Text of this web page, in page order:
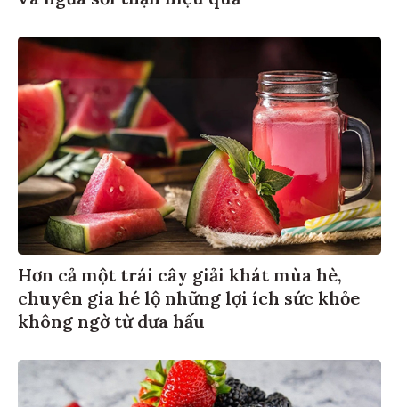
Hơn cả một trái cây giải khát mùa hè,
chuyên gia hé lộ những lợi ích sức khỏe
không ngờ từ dưa hấu